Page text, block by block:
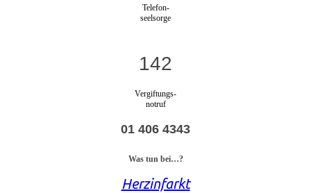
Telefon-
seelsorge
142
Vergiftungs-
notruf
01 406 4343
Was tun bei…?
Herzinfarkt